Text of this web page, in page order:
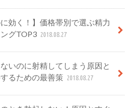
に効く！】価格帯別で選ぶ精力
グTOP3 2018.08.27
いのに射精してしまう原因と
るための最善策 2018.08.27